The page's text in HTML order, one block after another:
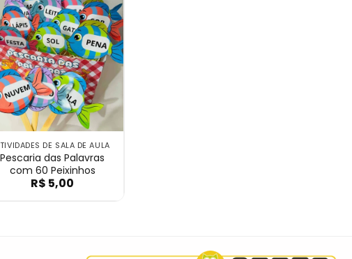
com Personagens
DE SALA DE AULA
Pescaria das Palavras
com 60 Peixinhos
Pescaria das Palavras com 60 Peixinhos
R$ 5,00